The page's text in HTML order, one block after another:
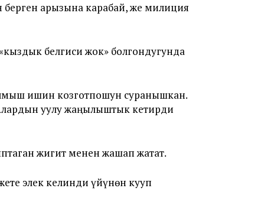
арызына карабай, же милиция
белгиси жок» болгондугунда
ишин козготпошун суранышкан.
уулу жаңылыштык кетирди
жигит менен жашап жатат.
элек келинди үйүнөн кууп